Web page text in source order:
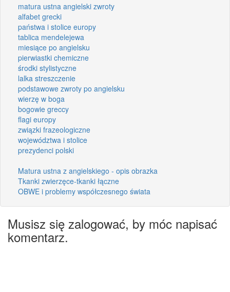
matura ustna angielski zwroty
alfabet grecki
państwa i stolice europy
tablica mendelejewa
miesiące po angielsku
pierwiastki chemiczne
środki stylistyczne
lalka streszczenie
podstawowe zwroty po angielsku
wierzę w boga
bogowie greccy
flagi europy
związki frazeologiczne
województwa i stolice
prezydenci polski
Matura ustna z angielskiego - opis obrazka
Tkanki zwierzęce-tkanki łączne
OBWE i problemy współczesnego świata
Musisz się zalogować, by móc napisać
komentarz.